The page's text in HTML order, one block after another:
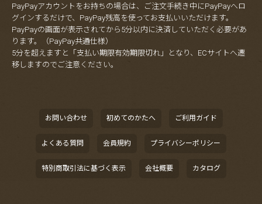
PayPayアカウントをお持ちの場合は、ご注文手続き中にPayPayへロ
グインするだけで、PayPay残高を使ってお支払いいただけます。
PayPayの画面が表示されてから5分以内に決済していただく必要があ
ります。（PayPay共通仕様）
5分を超えますと「支払い期限有効期限切れ」となり、ECサイトへ遷
移しますのでご注意ください。
お問い合わせ 初めてのかたへ ご利用ガイド
よくある質問 会員規約 プライバシーポリシー
特別商取引法に基づく表示 会社概要 カタログ